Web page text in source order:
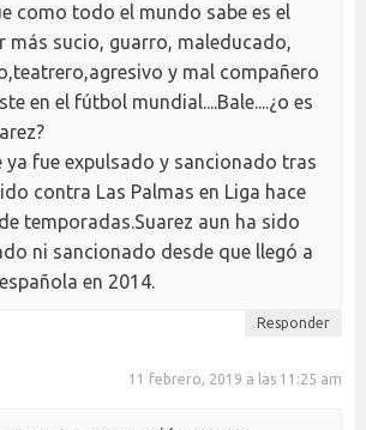
como todo el mundo sabe es el
más sucio, guarro, maleducado,
y mal compañero
en el fútbol mundial....Bale....¿o es
ya fue expulsado y sancionado tras
contra Las Palmas en Liga hace
temporadas.Suarez aun ha sido
ni sancionado desde que llegó a
en 2014.
Responder
11 febrero, 2019 a las 11:25 am